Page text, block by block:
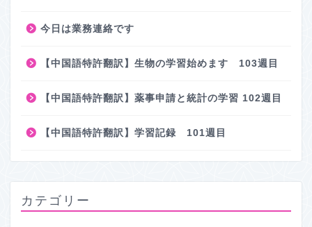
今日は業務連絡です
【中国語特許翻訳】生物の学習始めます 103週目
【中国語特許翻訳】薬事申請と統計の学習 102週目
【中国語特許翻訳】学習記録 101週目
カテゴリー